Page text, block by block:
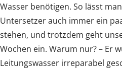
Wasser benötigen. So lässt
Untersetzer auch immer ein
stehen, und trotzdem geht
Wochen ein. Warum nur? – Er
Leitungswasser irreparabel